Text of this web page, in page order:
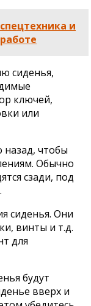
и
сиденья,
ключей,
или
назад, чтобы
Обычно
сзади, под
сиденья. Они
винты и т.д.
для
будут
вверх и